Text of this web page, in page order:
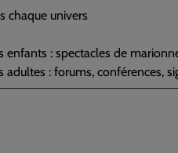
chaque univers
: spectacles de
: forums, conférences,